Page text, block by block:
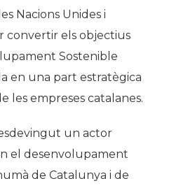
Nacions Unides i
convertir els objectius
Sostenible
en una part estratègica
les empreses catalanes.
un actor
el desenvolupament
de Catalunya i de